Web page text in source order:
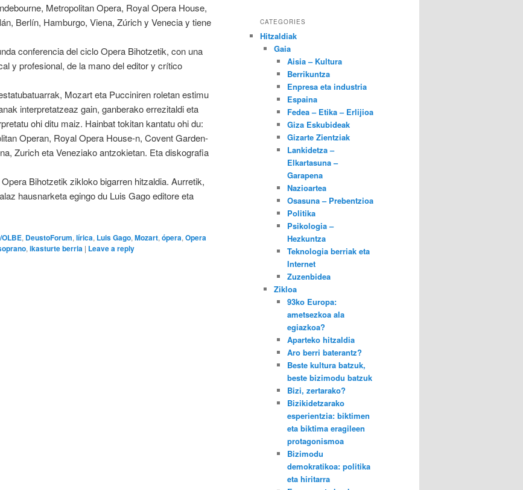
Metropolitan Opera, Royal Opera House,
Berlín, Hamburgo, Viena, Zúrich y Venecia y tiene
conferencia del ciclo Opera Bihotzetik, con una
y profesional, de la mano del editor y crítico
Mozart eta Pucciniren roletan estimu
interpretatzeaz gain, ganberako errezitaldi eta
ohi ditu maiz. Hainbat tokitan kantatu ohi du:
Operan, Royal Opera House-n, Covent Garden-
Zurich eta Veneziako antzokietan. Eta diskografia
Bihotzetik zikloko bigarren hitzaldia. Aurretik,
hausnarketa egingo du Luis Gago editore eta
, DeustoForum, lírica, Luis Gago, Mozart, ópera, Opera
, ikasturte berria | Leave a reply
CATEGORIES
Hitzaldiak
Gaia
Aisia – Kultura
Berrikuntza
Enpresa eta industria
Espaina
Fedea – Etika – Erlijioa
Giza Eskubideak
Gizarte Zientziak
Lankidetza –
Elkartasuna –
Garapena
Nazioartea
Osasuna – Prebentzioa
Politika
Psikologia –
Hezkuntza
Teknologia berriak eta
Internet
Zuzenbidea
Zikloa
93ko Europa:
ametsezkoa ala
egiazkoa?
Aparteko hitzaldia
Aro berri baterantz?
Beste kultura batzuk,
beste bizimodu batzuk
Bizi, zertarako?
Bizikidetzarako
esperientzia: biktimen
eta biktima eragileen
protagonismoa
Bizimodu
demokratikoa: politika
eta hiritarra